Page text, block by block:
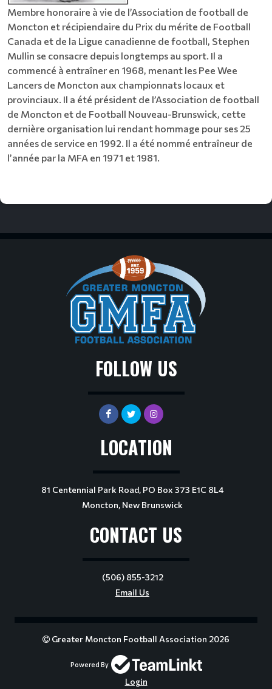
Membre honoraire à vie de l’Association de football de
Moncton et récipiendaire du Prix du mérite de Football
Canada et de la Ligue canadienne de football, Stephen
Mullin se consacre depuis longtemps au sport. Il a
commencé à entraîner en 1968, menant les Pee Wee
Lancers de Moncton aux championnats locaux et
provinciaux. Il a été président de l’Association de football
de Moncton et de Football Nouveau-Brunswick, cette
dernière organisation lui rendant hommage pour ses 25
années de service en 1992. Il a été nommé entraîneur de
l’année par la MFA en 1971 et 1981.
FOLLOW US
LOCATION
81 Centennial Park Road, PO Box 373 E1C 8L4
Moncton, New Brunswick
CONTACT US
(506) 855-3212
Email Us
Greater Moncton Football Association 2026
Powered By
Login